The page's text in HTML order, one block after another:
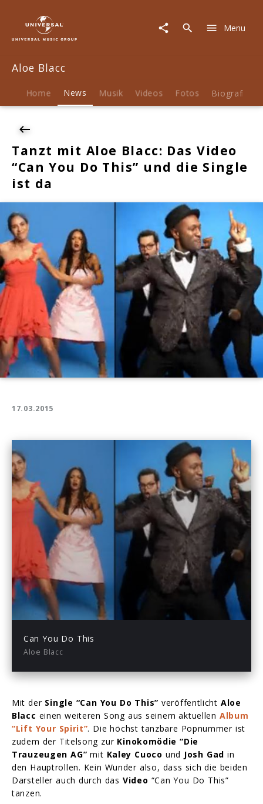
News
Tanzt
Blacc:
Video
You
Do
This"
und
die
Single
ist
da
Menu
Aloe Blacc
Home News Musik Videos Fotos Biografie
Tanzt mit Aloe Blacc: Das Video
“Can You Do This” und die Single
ist da
17.03.2015
Play Mute
Enter
Play
Can You Do This
Aloe Blacc
Mit der Single “Can You Do This” veröffentlicht Aloe
Blacc einen weiteren Song aus seinem aktuellen Album
“Lift Your Spirit”. Die höchst tanzbare Popnummer ist
zudem der Titelsong zur Kinokomödie “Die
Trauzeugen AG” mit Kaley Cuoco und Josh Gad in
den Hauptrollen. Kein Wunder also, dass sich die beiden
Darsteller auch durch das Video “Can You Do This”
tanzen.